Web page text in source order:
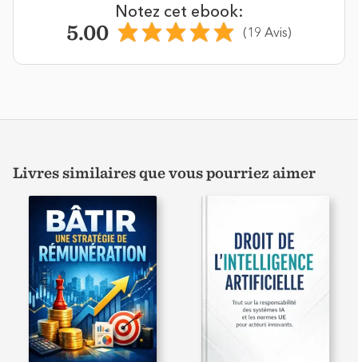
Notez cet ebook:
5.00 (19 Avis)
Livres similaires que vous pourriez aimer